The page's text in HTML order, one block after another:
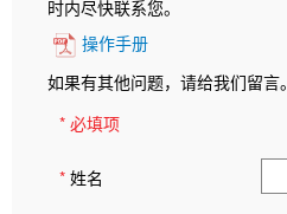
时内尽快联系您。
操作手册
如果有其他问题，请给我们留言。
* 必填项
* 姓名